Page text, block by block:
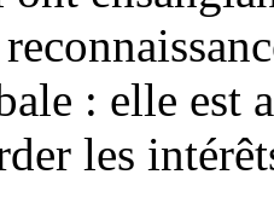
: elle est
les